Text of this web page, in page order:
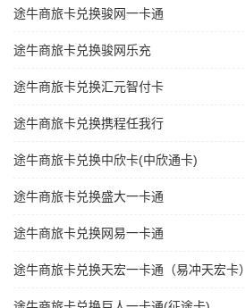
途牛商旅卡兑换骏网一卡通
途牛商旅卡兑换骏网乐充
途牛商旅卡兑换汇元智付卡
途牛商旅卡兑换携程任我行
途牛商旅卡兑换中欣卡(中欣通卡)
途牛商旅卡兑换盛大一卡通
途牛商旅卡兑换网易一卡通
途牛商旅卡兑换天宏一卡通（易冲天宏卡）